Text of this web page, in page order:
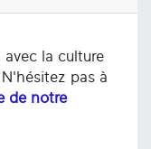
la culture
pas à
de notre